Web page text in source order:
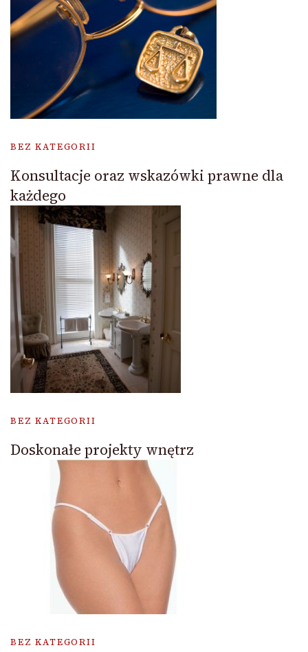
BEZ KATEGORII
Konsultacje oraz wskazówki prawne dla
każdego
BEZ KATEGORII
Doskonałe projekty wnętrz
BEZ KATEGORII